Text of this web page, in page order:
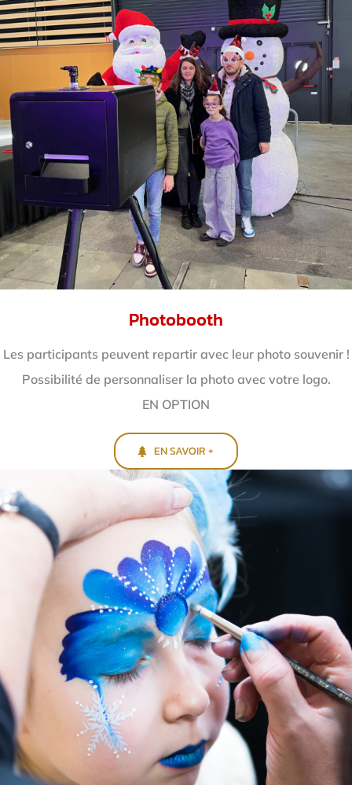
Photobooth
Les participants peuvent repartir avec leur photo souvenir !
Possibilité de personnaliser la photo avec votre logo.
EN OPTION
EN SAVOIR +